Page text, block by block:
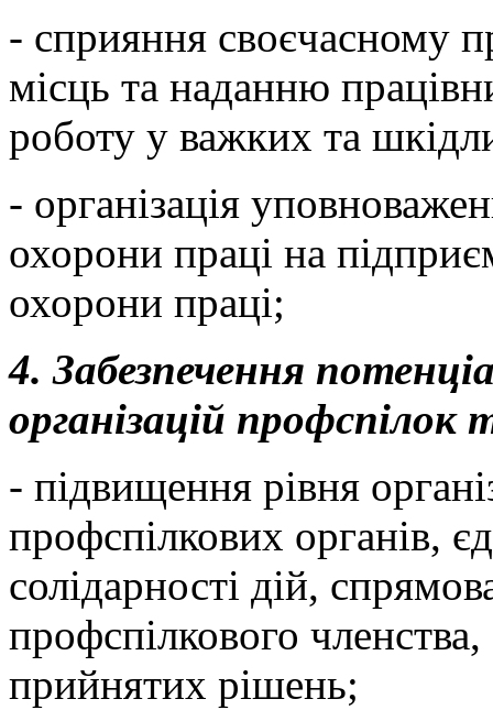
- сприяння своєчасному
місць та наданню
роботу у важких та
- організація
охорони праці на
охорони праці;
4. Забезпечення
організацій профспілок
- підвищення рівня
профспілкових органів,
солідарності дій,
профспілкового
прийнятих рішень;